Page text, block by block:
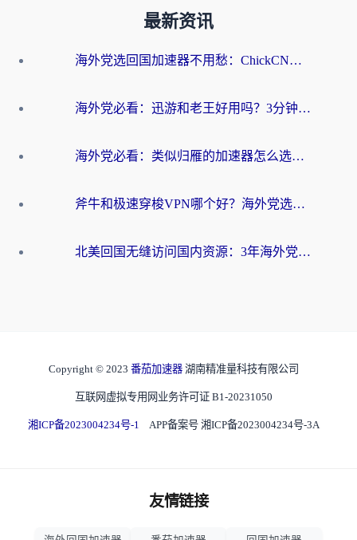
最新资讯
海外党选回国加速器不用愁：ChickCN和洞见哪个好？一篇搞定所有疑问
海外党必看：迅游和老王好用吗？3分钟选对加速国内网络的加速器
海外党必看：类似归雁的加速器怎么选？一篇搞定无缝访问国内资源
斧牛和极速穿梭VPN哪个好？海外党选回国加速器必看的真实对比与避坑指南
北美回国无缝访问国内资源：3年海外党亲测的加速器选择指南
Copyright © 2023 番茄加速器 湖南精准量科技有限公司
互联网虚拟专用网业务许可证 B1-20231050
湘ICP备2023004234号-1 APP备案号 湘ICP备2023004234号-3A
友情链接